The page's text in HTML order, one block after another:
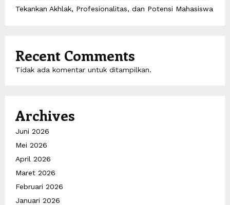
Tekankan Akhlak, Profesionalitas, dan Potensi Mahasiswa
Recent Comments
Tidak ada komentar untuk ditampilkan.
Archives
Juni 2026
Mei 2026
April 2026
Maret 2026
Februari 2026
Januari 2026